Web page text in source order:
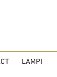
LAMPI